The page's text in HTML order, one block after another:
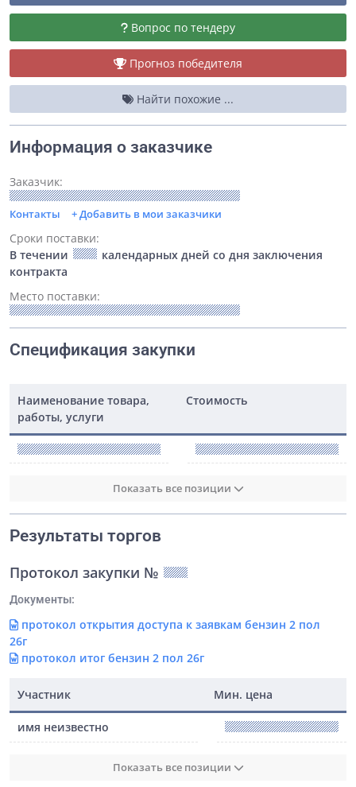
Вопрос по тендеру
Прогноз победителя
Найти похожие ...
Информация о заказчике
Заказчик:
Контакты + Добавить в мои заказчики
Сроки поставки:
В течении
календарных дней со дня заключения
контракта
Место поставки:
Спецификация закупки
Наименование товара,
работы, услуги
Стоимость
Показать все позиции
Результаты торгов
Протокол закупки №
Документы:
протокол открытия доступа к заявкам бензин 2 пол
26г
протокол итог бензин 2 пол 26г
Участник Мин. цена
имя неизвестно
Показать все позиции